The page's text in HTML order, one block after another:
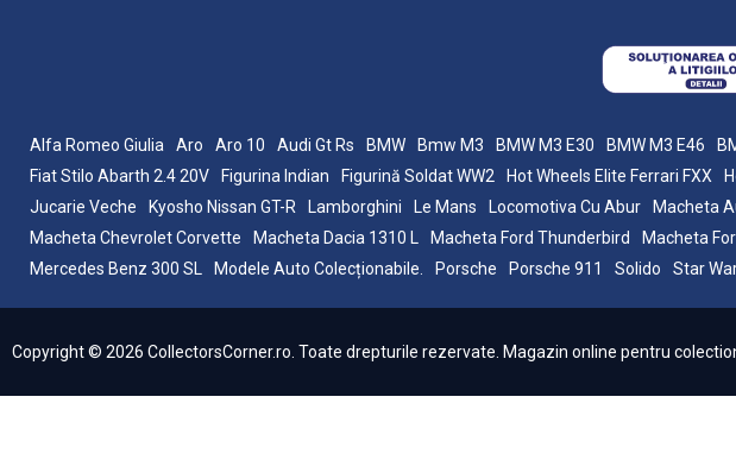
Alfa Romeo Giulia Aro Aro 10 Audi Gt Rs BMW Bmw M3 BMW M3 E30 BMW M3 E46
Fiat Stilo Abarth 2.4 20V
Figurina Indian Figurină Soldat WW2 Hot Wheels Elite Ferrari FXX
Jucarie Veche
Kyosho Nissan GT-R Lamborghini Le Mans Locomotiva Cu Abur Macheta
Macheta Chevrolet Corvette
Macheta Dacia 1310 L Macheta Ford Thunderbird Macheta
Mercedes Benz 300 SL
Modele Auto Colecționabile. Porsche Porsche 911 Solido Star
Copyright © 2026 CollectorsCorner.ro. Toate drepturile rezervate. Magazin online pentru